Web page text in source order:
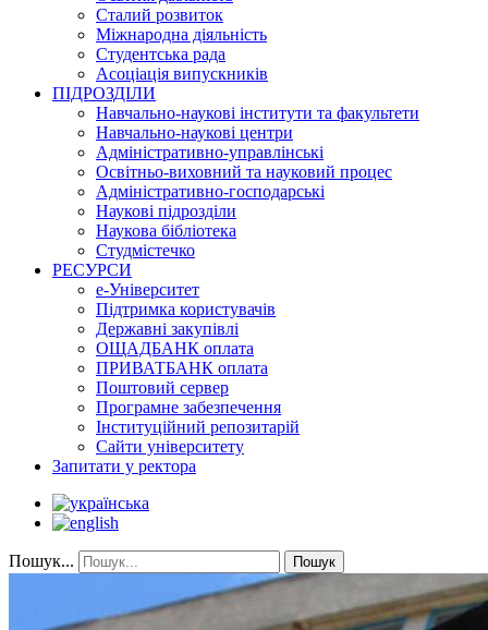
Сталий розвиток
Міжнародна діяльність
Студентська рада
Асоціація випускників
ПІДРОЗДІЛИ
Навчально-наукові інститути та факультети
Навчально-наукові центри
Адміністративно-управлінські
Освітньо-виховний та науковий процес
Адміністративно-господарські
Наукові підрозділи
Наукова бібліотека
Студмістечко
РЕСУРСИ
е-Університет
Підтримка користувачів
Державні закупівлі
ОЩАДБАНК оплата
ПРИВАТБАНК оплата
Поштовий сервер
Програмне забезпечення
Інституційний репозитарій
Сайти університету
Запитати у ректора
Пошук... Пошук